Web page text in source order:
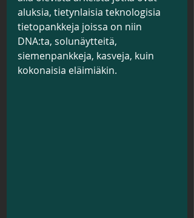
aluksia, tietynlaisia teknologisia
tietopankkeja joissa on niin
DNA:ta, solunäytteitä,
siemenpankkeja, kasveja, kuin
kokonaisia eläimiäkin.